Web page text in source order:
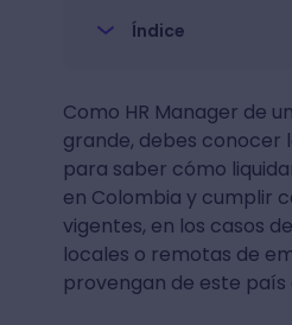
Índice
Como HR Manager de
grande, debes conocer
para saber cómo
en Colombia y cumplir
vigentes, en los casos
locales o remotas de
provengan de este país